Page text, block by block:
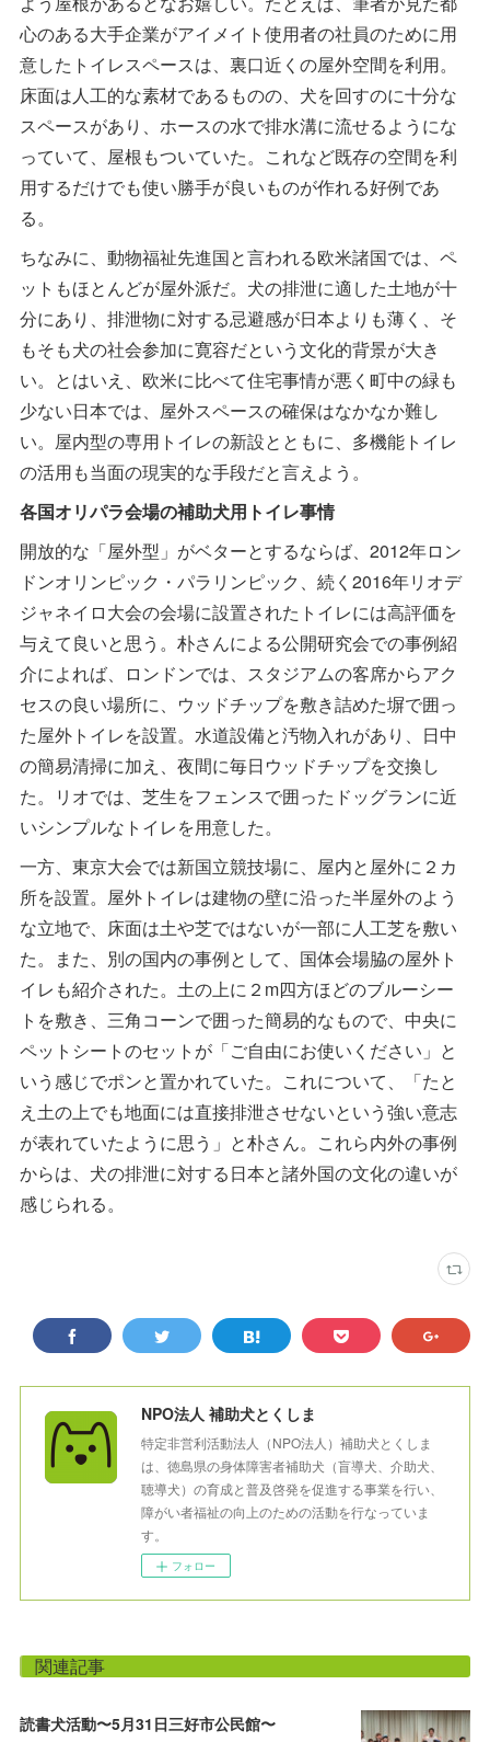
心のある大手企業がアイメイト使用者の社員のために用
意したトイレスペースは、裏口近くの屋外空間を利用。
床面は人工的な素材であるものの、犬を回すのに十分な
スペースがあり、ホースの水で排水溝に流せるようにな
っていて、屋根もついていた。これなど既存の空間を利
用するだけでも使い勝手が良いものが作れる好例であ
る。
ちなみに、動物福祉先進国と言われる欧米諸国では、ペ
ットもほとんどが屋外派だ。犬の排泄に適した土地が十
分にあり、排泄物に対する忌避感が日本よりも薄く、そ
もそも犬の社会参加に寛容だという文化的背景が大き
い。とはいえ、欧米に比べて住宅事情が悪く町中の緑も
少ない日本では、屋外スペースの確保はなかなか難し
い。屋内型の専用トイレの新設とともに、多機能トイレ
の活用も当面の現実的な手段だと言えよう。
各国オリパラ会場の補助犬用トイレ事情
開放的な「屋外型」がベターとするならば、2012年ロン
ドンオリンピック・パラリンピック、続く2016年リオデ
ジャネイロ大会の会場に設置されたトイレには高評価を
与えて良いと思う。朴さんによる公開研究会での事例紹
介によれば、ロンドンでは、スタジアムの客席からアク
セスの良い場所に、ウッドチップを敷き詰めた塀で囲っ
た屋外トイレを設置。水道設備と汚物入れがあり、日中
の簡易清掃に加え、夜間に毎日ウッドチップを交換し
た。リオでは、芝生をフェンスで囲ったドッグランに近
いシンプルなトイレを用意した。
一方、東京大会では新国立競技場に、屋内と屋外に２カ
所を設置。屋外トイレは建物の壁に沿った半屋外のよう
な立地で、床面は土や芝ではないが一部に人工芝を敷い
た。また、別の国内の事例として、国体会場脇の屋外ト
イレも紹介された。土の上に２m四方ほどのブルーシー
トを敷き、三角コーンで囲った簡易的なもので、中央に
ペットシートのセットが「ご自由にお使いください」と
いう感じでポンと置かれていた。これについて、「たと
え土の上でも地面には直接排泄させないという強い意志
が表れていたように思う」と朴さん。これら内外の事例
からは、犬の排泄に対する日本と諸外国の文化の違いが
感じられる。
NPO法人 補助犬とくしま
特定非営利活動法人（NPO法人）補助犬とくしま
は、徳島県の身体障害者補助犬（盲導犬、介助犬、
聴導犬）の育成と普及啓発を促進する事業を行い、
障がい者福祉の向上のための活動を行なっていま
す。
フォロー
関連記事
読書犬活動〜5月31日三好市公民館〜